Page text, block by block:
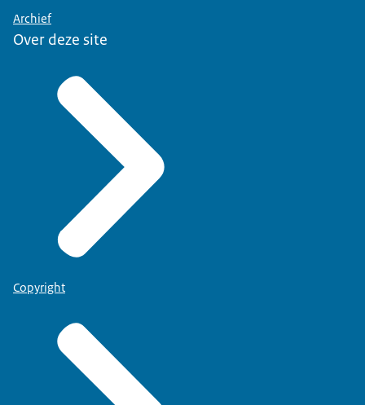
Archief
Over deze site
Copyright